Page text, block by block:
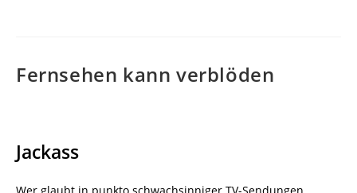
Fernsehen kann verblöden
Jackass